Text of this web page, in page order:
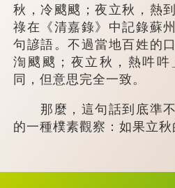
秋，冷颼颼；夜立秋，熱
祿在《清嘉錄》中記錄蘇
句諺語。不過當地百姓的
渹颼颼；夜立秋，熱吽
同，但意思完全一致。
那麼，這句話到底準不
的一種樸素觀察：如果立